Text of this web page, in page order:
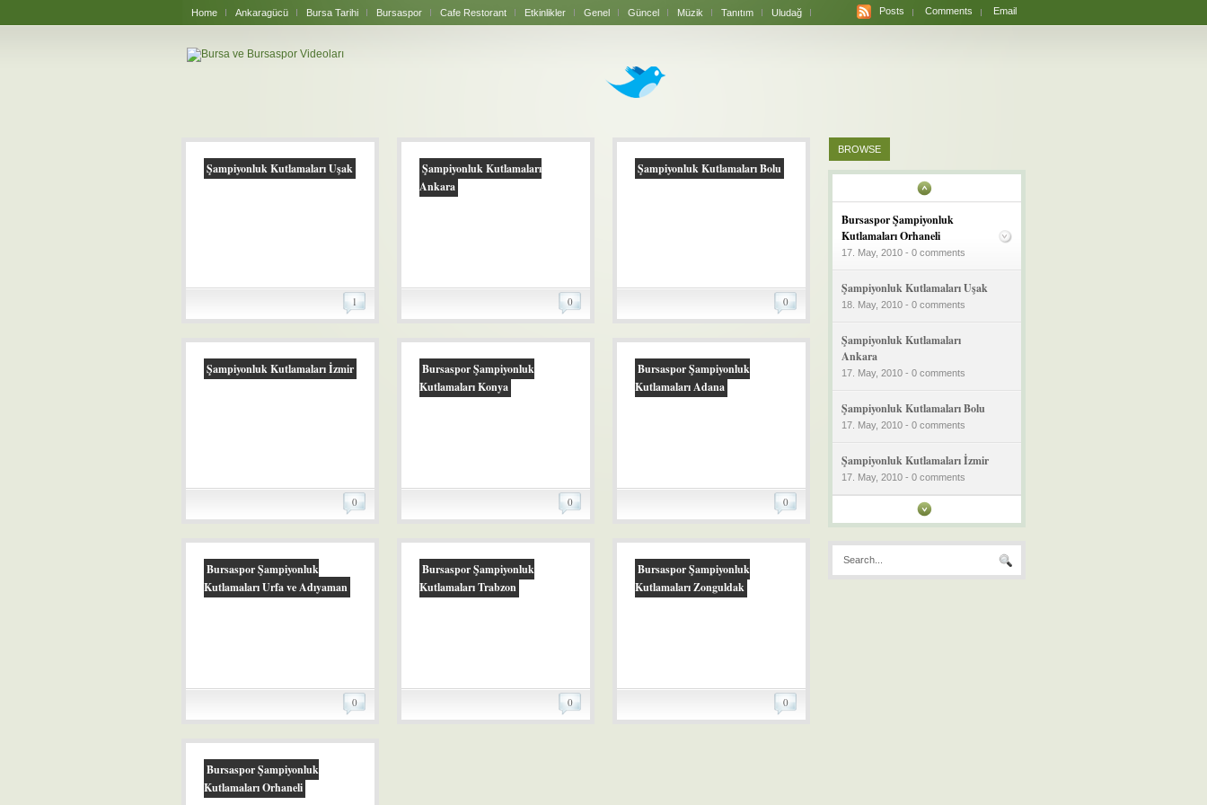
Home Ankaragücü Bursa Tarihi Bursaspor Cafe Restorant Etkinlikler Genel Güncel Müzik Tanıtım Uludağ Posts Comments Email
Şampiyonluk Kutlamaları Uşak
1
Şampiyonluk Kutlamaları
Ankara
0
Şampiyonluk Kutlamaları Bolu
0
Şampiyonluk Kutlamaları İzmir
0
Bursaspor Şampiyonluk
Kutlamaları Konya
0
Bursaspor Şampiyonluk
Kutlamaları Adana
0
Bursaspor Şampiyonluk
Kutlamaları Urfa ve Adıyaman
0
Bursaspor Şampiyonluk
Kutlamaları Trabzon
0
Bursaspor Şampiyonluk
Kutlamaları Zonguldak
0
Bursaspor Şampiyonluk
Kutlamaları Orhaneli
BROWSE
Bursaspor Şampiyonluk
Kutlamaları Orhaneli
17. May, 2010 - 0 comments
Şampiyonluk Kutlamaları Uşak
18. May, 2010 - 0 comments
Şampiyonluk Kutlamaları
Ankara
17. May, 2010 - 0 comments
Şampiyonluk Kutlamaları Bolu
17. May, 2010 - 0 comments
Şampiyonluk Kutlamaları İzmir
17. May, 2010 - 0 comments
Bursaspor Şampiyonluk
17. May, 2010 - 0 comments